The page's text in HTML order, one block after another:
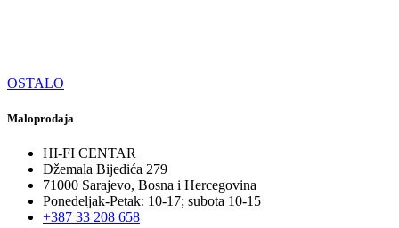
OSTALO
Maloprodaja
HI-FI CENTAR
Džemala Bijedića 279
71000 Sarajevo, Bosna i Hercegovina
Ponedeljak-Petak: 10-17; subota 10-15
+387 33 208 658